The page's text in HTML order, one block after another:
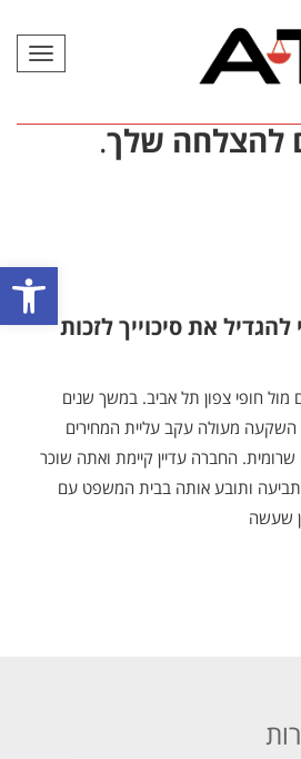
פתח
להצלחה שלך.
את סיכוייך לזכות
חופי צפון תל אביב. במשך שנים
מעולה עקב עליית המחירים
החברה עדיין קיימת ואתה שוכר
בתביעה ותובע אותה בבית המשפט עם
שעשה